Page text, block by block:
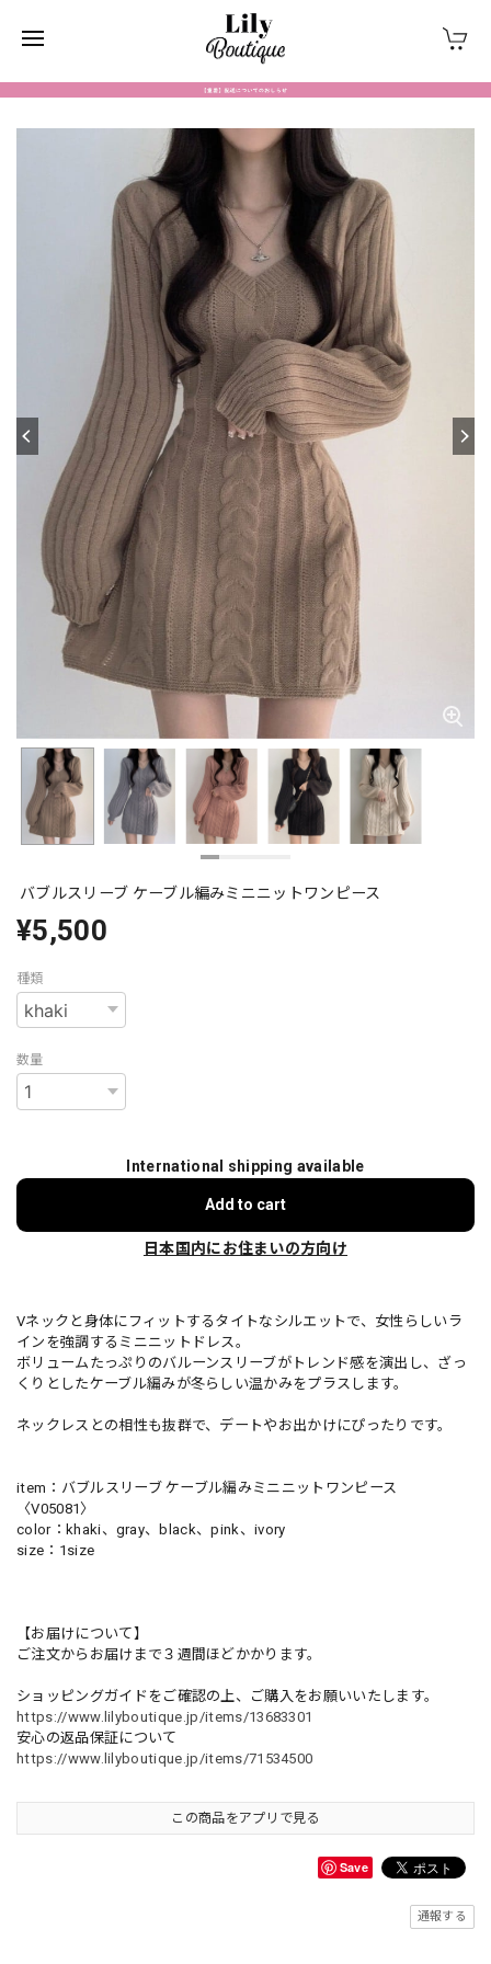
バブルスリーブ ケーブル編みミニニットワンピース
¥5,500
種類
数量
International shipping available
Add to cart
日本国内にお住まいの方向け
Vネックと身体にフィットするタイトなシルエットで、女性らしいラ
インを強調するミニニットドレス。
ボリュームたっぷりのバルーンスリーブがトレンド感を演出し、ざっ
くりとしたケーブル編みが冬らしい温かみをプラスします。
ネックレスとの相性も抜群で、デートやお出かけにぴったりです。
item：バブルスリーブ ケーブル編みミニニットワンピース
〈V05081〉
color：khaki、gray、black、pink、ivory
size：1size
【お届けについて】
ご注文からお届けまで３週間ほどかかります。
ショッピングガイドをご確認の上、ご購入をお願いいたします。
https://www.lilyboutique.jp/items/13683301
安心の返品保証について
https://www.lilyboutique.jp/items/71534500
この商品をアプリで見る
Save
通報する